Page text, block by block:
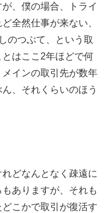
、僕の場合、トライ
全然仕事が来ない、
のつぶて、という取
はここ2年ほどで何
インの取引先が数年
、それくらいのほう
どなんとなく疎遠に
ありますが、それも
こかで取引が復活す